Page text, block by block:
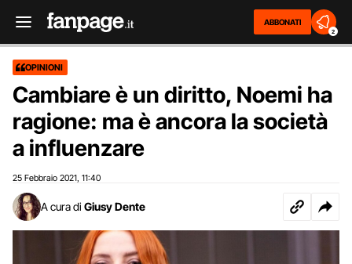
ABBONATI
2
OPINIONI
Cambiare è un diritto, Noemi ha
ragione: ma è ancora la società
a influenzare
25 Febbraio 2021 11:40
A cura di Giusy Dente